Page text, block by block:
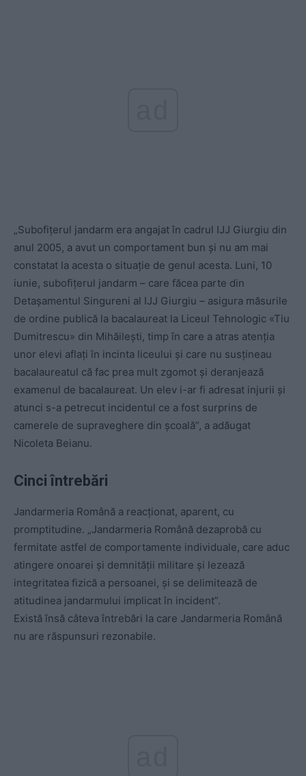
„Subofițerul jandarm era angajat în cadrul IJJ Giurgiu din
anul 2005, a avut un comportament bun și nu am mai
constatat la acesta o situație de genul acesta. Luni, 10
iunie, subofițerul jandarm – care făcea parte din
Detașamentul Singureni al IJJ Giurgiu – asigura măsurile
de ordine publică la bacalaureat la Liceul Tehnologic «Tiu
Dumitrescu» din Mihăilești, timp în care a atras atenția
unor elevi aflați în incinta liceului și care nu susțineau
bacalaureatul că fac prea mult zgomot și deranjează
examenul de bacalaureat. Un elev i-ar fi adresat injurii și
atunci s-a petrecut incidentul ce a fost surprins de
camerele de supraveghere din școală”, a adăugat
Nicoleta Beianu.
Cinci întrebări
Jandarmeria Română a reacționat, aparent, cu
promptitudine. „Jandarmeria Română dezaprobă cu
fermitate astfel de comportamente individuale, care aduc
atingere onoarei și demnității militare și lezează
integritatea fizică a persoanei, și se delimitează de
atitudinea jandarmului implicat în incident”.
Există însă câteva întrebări la care Jandarmeria Română
nu are răspunsuri rezonabile.